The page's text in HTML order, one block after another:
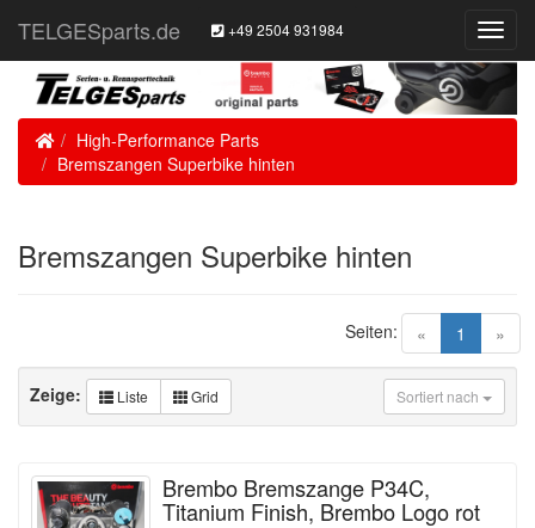
TELGESparts.de +49 2504 931984
HomeHigh-Performance Parts
Bremszangen Superbike hinten
Bremszangen Superbike hinten
« 1 (current)
»
Seiten:
Sortiert nach
Zeige: Liste Grid
Brembo Bremszange P34C,
Titanium Finish, Brembo Logo rot